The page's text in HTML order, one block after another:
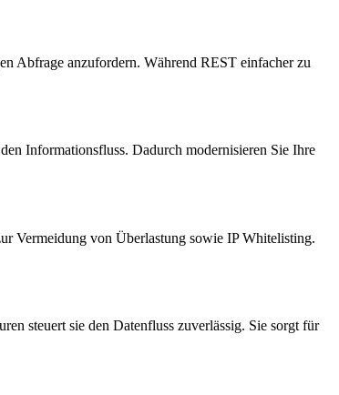
Abfrage anzufordern. Während REST einfacher zu
Informationsfluss. Dadurch modernisieren Sie Ihre
Vermeidung von Überlastung sowie IP Whitelisting.
steuert sie den Datenfluss zuverlässig. Sie sorgt für